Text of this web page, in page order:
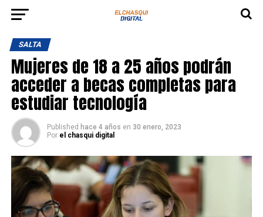
SALTA
Mujeres de 18 a 25 años podrán
acceder a becas completas para
estudiar tecnología
Published hace 4 años en 30 enero, 2023
Por el chasqui digital